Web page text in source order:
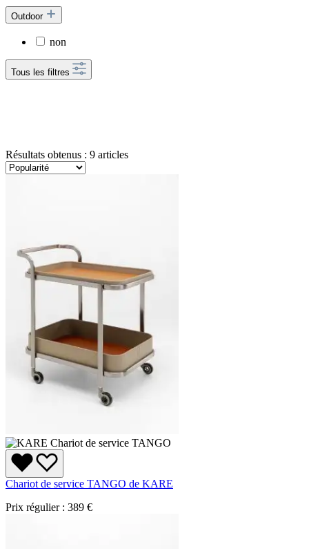
Outdoor
non
Tous les filtres
Résultats obtenus : 9 articles
Chariot de service TANGO de KARE
Prix régulier : 389 €